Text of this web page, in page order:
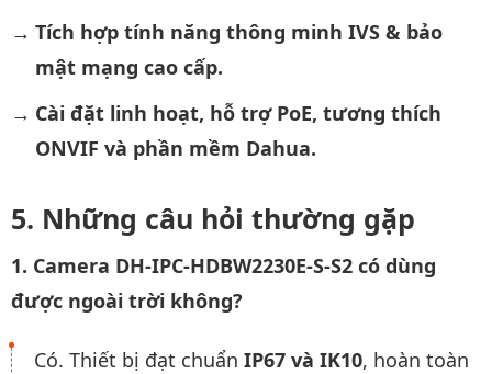
Tích hợp tính năng thông minh IVS & bảo
mật mạng cao cấp.
Cài đặt linh hoạt, hỗ trợ PoE, tương thích
ONVIF và phần mềm Dahua.
Những câu hỏi thường gặp
1. Camera DH-IPC-HDBW2230E-S-S2 có dùng
được ngoài trời không?
Có. Thiết bị đạt chuẩn IP67 và IK10, hoàn toàn